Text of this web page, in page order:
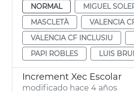
NORMAL
MIGUEL
MASCLETÀ
VALENCIA
VALENCIA CF INCLUSIU
PAPI ROBLES
LUIS
Increment Xec Escolar
modificado hace 4 años